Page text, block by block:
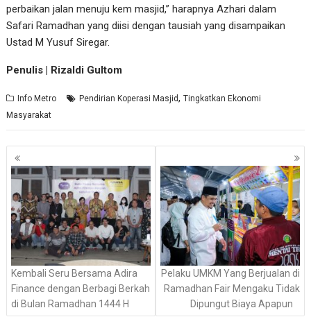
perbaikan jalan menuju kem masjid,” harapnya Azhari dalam
Safari Ramadhan yang diisi dengan tausiah yang disampaikan
Ustad M Yusuf Siregar.
Penulis | Rizaldi Gultom
Info Metro Pendirian Koperasi Masjid,Tingkatkan Ekonomi
Masyarakat
Navigasi
pos
Kembali Seru Bersama Adira
Finance dengan Berbagi Berkah
di Bulan Ramadhan 1444 H
Pelaku UMKM Yang Berjualan di
Ramadhan Fair Mengaku Tidak
Dipungut Biaya Apapun